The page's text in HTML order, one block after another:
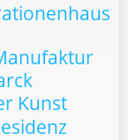
Kunst